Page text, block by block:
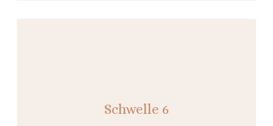
Schwelle 6